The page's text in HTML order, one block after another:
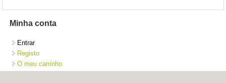
Minha conta
Entrar
Registo
O meu carrinho